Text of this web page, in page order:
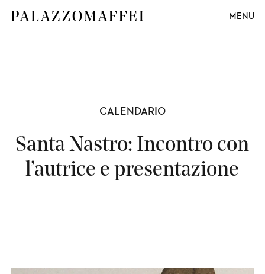
MENU
CALENDARIO
Santa Nastro: Incontro con
l’autrice e presentazione